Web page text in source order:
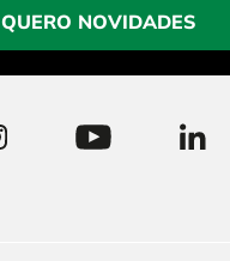
QUERO NOVIDADES